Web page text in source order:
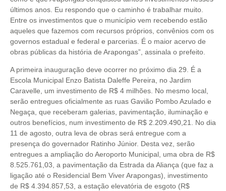
últimos anos. Eu respondo que o caminho é trabalhar muito.
Entre os investimentos que o município vem recebendo estão
aqueles que fazemos com recursos próprios, convênios com os
governos estadual e federal e parcerias. É o maior acervo de
obras públicas da história de Arapongas”, assinala o prefeito.
A primeira inauguração deve ocorrer no próximo dia 29. É a
Escola Municipal Enzo Batista Daleffe Pereira, no Jardim
Caravelle, um investimento de R$ 4 milhões. No mesmo local,
serão entregues oficialmente as ruas Gavião Pombo Azulado e
Negaça, que receberam galerias, pavimentação, iluminação e
outros benefícios, num investimento de R$ 2.209.490,21. No dia
11 de agosto, outra leva de obras será entregue com a
presença do governador Ratinho Júnior. Desta vez, serão
entregues a ampliação do Aeroporto Municipal, uma obra de R$
8.525.761,03, a pavimentação da Estrada da Aliança (que faz a
ligação até o Residencial Bem Viver Arapongas), investimento
de R$ 4.394.857,53, a estação elevatória de esgoto (R$